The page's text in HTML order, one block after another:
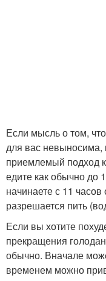
Если мысль о том,
для вас невыносима,
приемлемый подход
едите как обычно до
начинаете с 11
разрешается пить
Если вы хотите
прекращения
обычно. Вначале
временем можно